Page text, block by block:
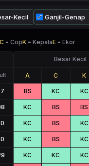
Kecil Ganjil-Genap
C = CopK = KepalaE = Ekor
Besar Kecil
A C K
BS KC KC
KC BS BS
KC BS KC
KC BS KC
KC KC KC